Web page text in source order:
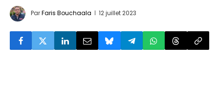
ParFaris Bouchaala 12 juillet 2023